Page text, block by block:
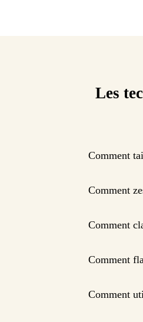
Les
Comment
Comment
Comment
Comment
Comment